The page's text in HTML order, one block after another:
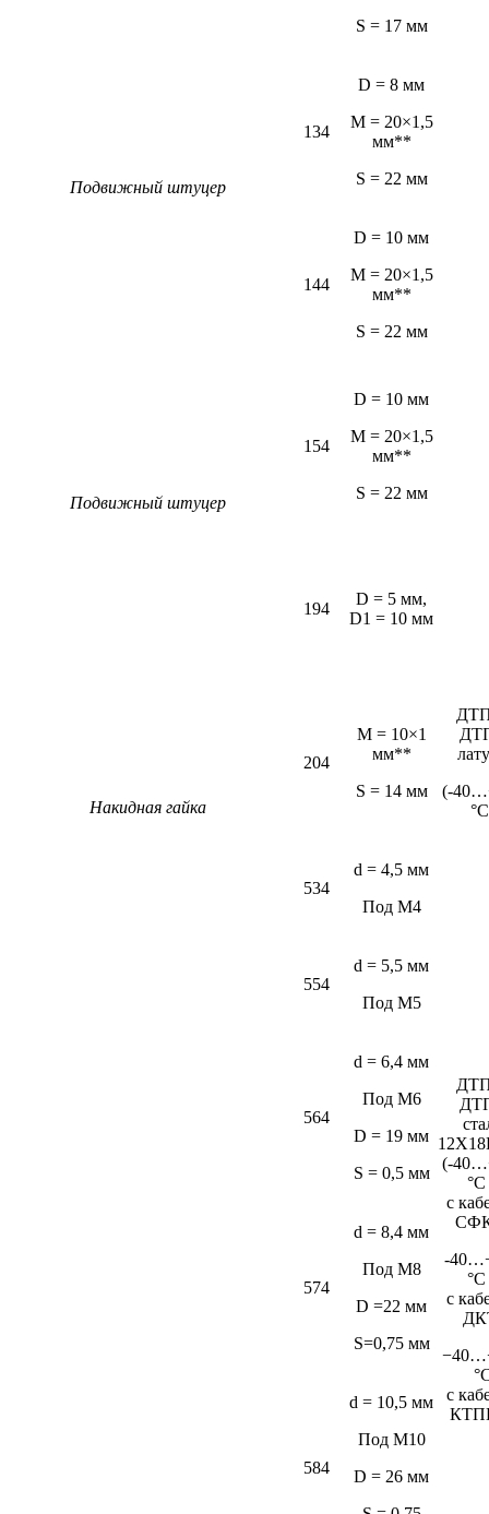
Подвижный штуцер
S = 17 мм
134
D = 8 мм
M = 20×1,5
мм**
S = 22 мм
144
D = 10 мм
M = 20×1,5
мм**
S = 22 мм
Подвижный штуцер
154
D = 10 мм
M = 20×1,5
мм**
S = 22 мм
194
D = 5 мм,
D1 = 10 мм
Накидная гайка
204
M = 10×1
мм**
S = 14 мм
(-
534
d = 4,5 мм
Под М4
(-
°C
c
-
°C
c
c
554
d = 5,5 мм
Под М5
564
d = 6,4 мм
Под М6
D = 19 мм
S = 0,5 мм
574
d = 8,4 мм
Под М8
D =22 мм
S=0,75 мм
584
d = 10,5 мм
Под М10
D = 26 мм